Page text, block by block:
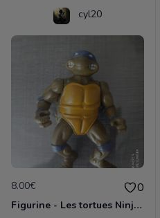
cyl20
8.00€ 0
Figurine - Les tortues Ninja - Donatello